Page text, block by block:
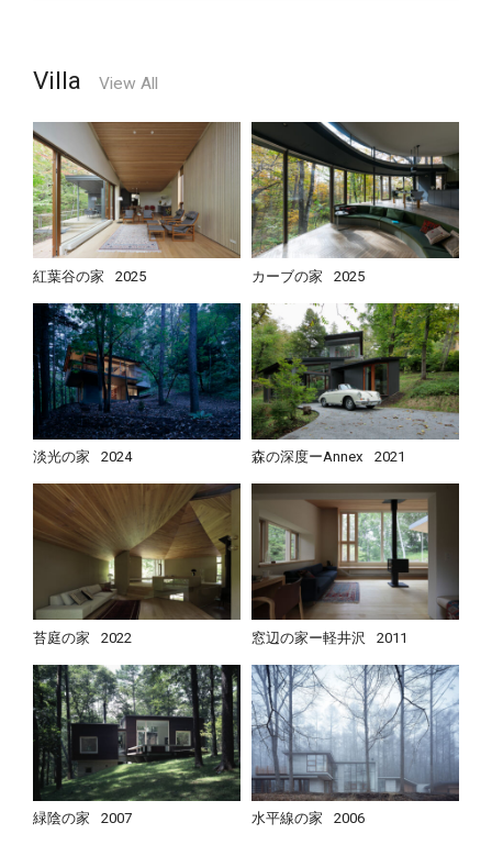
Villa View All
紅葉谷の家 2025 カーブの家 2025
淡光の家 2024 森の深度ーAnnex 2021
苔庭の家 2022 窓辺の家ー軽井沢 2011
緑陰の家 2007 水平線の家 2006